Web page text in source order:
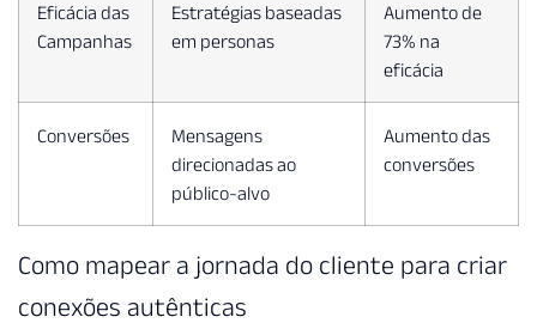
Eficácia das
Campanhas
Estratégias baseadas
em personas
Aumento de
73% na
eficácia
Conversões
Mensagens
direcionadas ao
público-alvo
Aumento das
conversões
Como mapear a jornada do cliente para criar
conexões autênticas